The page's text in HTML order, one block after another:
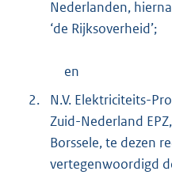
Nederlanden,
‘de Rijksoverheid’;
en
2.
N.V. Elektriciteits-
Zuid-Nederland
Borssele, te dezen
vertegenwoordigd